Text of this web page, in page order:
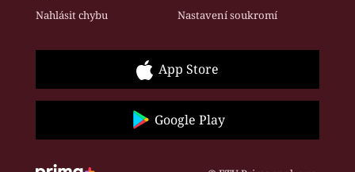
Nahlásit chybu Nastavení soukromí
App Store
Google Play